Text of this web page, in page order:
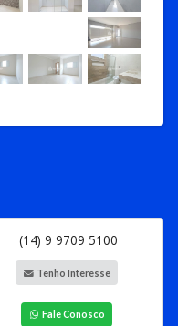
(14) 9 9709 5100
Tenho Interesse
Fale Conosco